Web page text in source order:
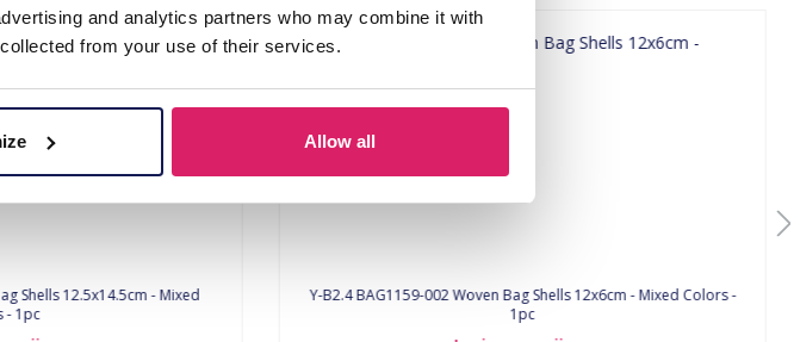
and analytics partners who may combine it with
from your use of their services.
Allow all
Shells 12.5x14.5cm - Mixed
- 1pc
Y-B2.4 BAG1159-002 Woven Bag Shells 12x6cm - Mixed Colors -
1pc